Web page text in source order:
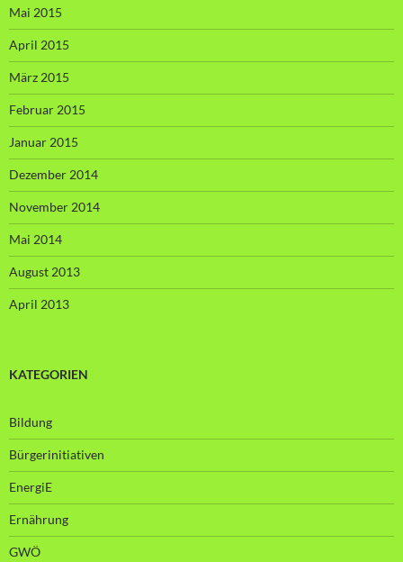
Mai 2015
April 2015
März 2015
Februar 2015
Januar 2015
Dezember 2014
November 2014
Mai 2014
August 2013
April 2013
KATEGORIEN
Bildung
Bürgerinitiativen
EnergiE
Ernährung
GWÖ